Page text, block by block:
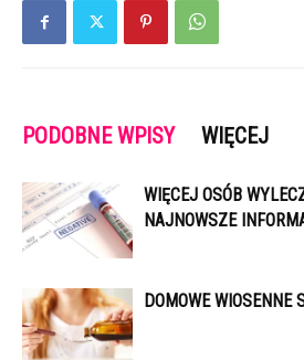
PODOBNE WPISY WIĘCEJ
WIĘCEJ OSÓB
NAJNOWSZE
DOMOWE WIOSENNE